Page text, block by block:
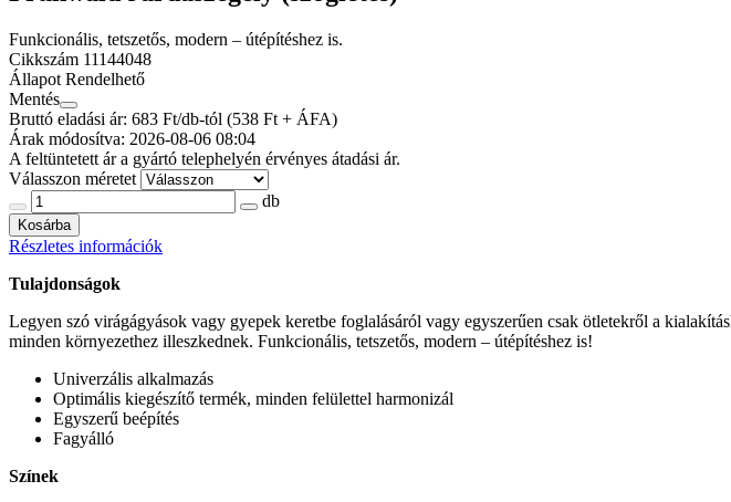
Funkcionális, tetszetős, modern – útépítéshez is.
Cikkszám 11144048
Állapot Rendelhető
Mentés
Bruttó eladási ár: 683 Ft/db-tól (538 Ft + ÁFA)
Árak módosítva: 2026-08-06 08:04
A feltüntetett ár a gyártó telephelyén érvényes átadási ár.
Válasszon méretet
db
Kosárba
Részletes információk
Tulajdonságok
Legyen szó virágágyások vagy gyepek keretbe foglalásáról vagy egyszerűen csak ötletekről a
minden környezethez illeszkednek. Funkcionális, tetszetős, modern – útépítéshez is!
Univerzális alkalmazás
Optimális kiegészítő termék, minden felülettel harmonizál
Egyszerű beépítés
Fagyálló
Színek